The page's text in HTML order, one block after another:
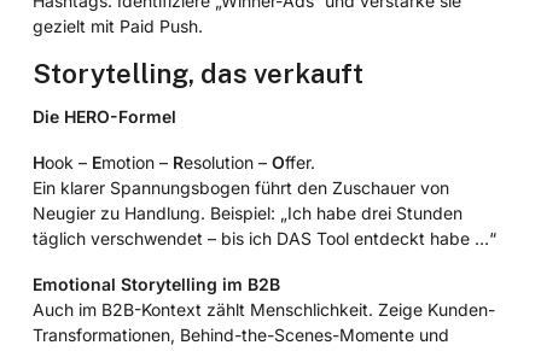
gezielt mit Paid Push.
Storytelling, das verkauft
Die HERO-Formel
Hook – Emotion – Resolution – Offer.
Ein klarer Spannungsbogen führt den Zuschauer von
Neugier zu Handlung. Beispiel: „Ich habe drei Stunden
täglich verschwendet – bis ich DAS Tool entdeckt habe …“
Emotional Storytelling im B2B
Auch im B2B-Kontext zählt Menschlichkeit. Zeige Kunden-
Transformationen, Behind-the-Scenes-Momente und